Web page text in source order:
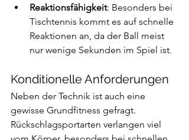
Reaktionsfähigkeit: Besonders bei
Tischtennis kommt es auf schnelle
Reaktionen an, da der Ball meist
nur wenige Sekunden im Spiel ist.
Konditionelle Anforderungen
Neben der Technik ist auch eine
gewisse Grundfitness gefragt.
Rückschlagsportarten verlangen viel